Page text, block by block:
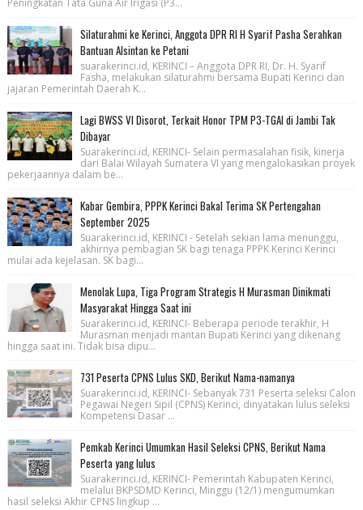
Peningkatan Tata Guna Air Irigasi (P3...
Silaturahmi ke Kerinci, Anggota DPR RI H Syarif Pasha Serahkan
Bantuan Alsintan ke Petani
suarakerinci.id, KERINCI – Anggota DPR RI, Dr. H. Syarif
Fasha, melakukan silaturahmi bersama Bupati Kerinci dan
jajaran Pemerintah Daerah K...
Lagi BWSS VI Disorot, Terkait Honor TPM P3-TGAI di Jambi Tak
Dibayar
Suarakerinci.id, KERINCI- Selain permasalahan fisik, kinerja
dari Balai Wilayah Sumatera VI yang mengalokasikan proyek
pekerjaannya dalam be...
Kabar Gembira, PPPK Kerinci Bakal Terima SK Pertengahan
September 2025
Suarakerinci.id, KERINCI - Setelah sekian lama menunggu,
akhirnya pembagian SK bagi tenaga PPPK Kerinci Kerinci
mulai ada kejelasan. SK bagi...
Menolak Lupa, Tiga Program Strategis H Murasman Dinikmati
Masyarakat Hingga Saat ini
Suarakerinci.id, KERINCI- Beberapa periode terakhir, H
Murasman menjadi mantan Bupati Kerinci yang dikenang
hingga saat ini. Tidak bisa dipu...
731 Peserta CPNS Lulus SKD, Berikut Nama-namanya
Suarakerinci.id, KERINCI- Sebanyak 731 Peserta seleksi Calon
Pegawai Negeri Sipil (CPNS) Kerinci, dinyatakan lulus seleksi
Kompetensi Dasar ...
Pemkab Kerinci Umumkan Hasil Seleksi CPNS, Berikut Nama
Peserta yang lulus
Suarakerinci.id, KERINCI- Pemerintah Kabupaten Kerinci,
melalui BKPSDMD Kerinci, Minggu (12/1) mengumumkan
hasil seleksi Akhir CPNS lingkup ...